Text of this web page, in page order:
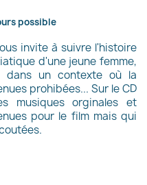
possible
invite à suivre l'histoire
d'une jeune femme,
dans un contexte où la
prohibées... Sur le CD
musiques orginales et
pour le film mais qui